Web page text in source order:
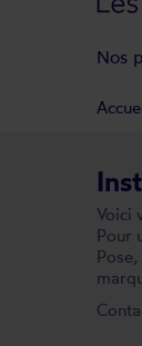
Voici
Pour
Nos